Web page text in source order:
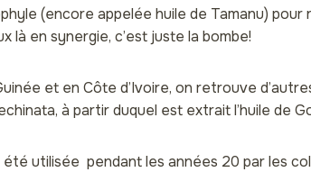
(encore appelée huile de Tamanu) pour
là en synergie, c’est juste la bombe!
et en Côte d’Ivoire, on retrouve
à partir duquel est extrait l’huile de
été utilisée pendant les années 20 par les